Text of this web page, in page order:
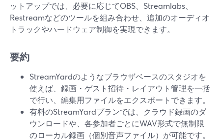
ットアップでは、必要に応じてOBS、Streamlabs、
Restreamなどのツールを組み合わせ、追加のオーディオ
トラックやハードウェア制御を実現できます。
要約
StreamYardのようなブラウザベースのスタジオを
使えば、録画・ゲスト招待・レイアウト管理を一括
で行い、編集用ファイルをエクスポートできます。
有料のStreamYardプランでは、クラウド録画のダ
ウンロードや、各参加者ごとにWAV形式で無制限
のローカル録画（個別音声ファイル）が可能です。